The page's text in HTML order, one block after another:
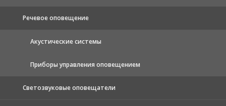
Речевое оповещение
Акустические системы
Приборы управления оповещением
Светозвуковые оповещатели